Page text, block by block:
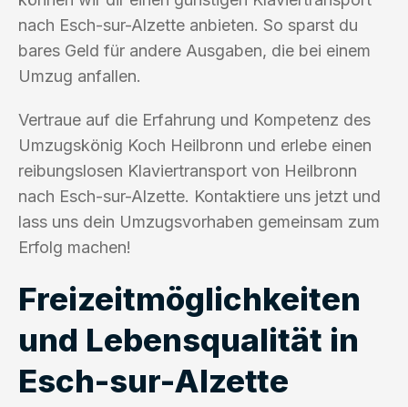
nach Esch-sur-Alzette anbieten. So sparst du
bares Geld für andere Ausgaben, die bei einem
Umzug anfallen.
Vertraue auf die Erfahrung und Kompetenz des
Umzugskönig Koch Heilbronn und erlebe einen
reibungslosen Klaviertransport von Heilbronn
nach Esch-sur-Alzette. Kontaktiere uns jetzt und
lass uns dein Umzugsvorhaben gemeinsam zum
Erfolg machen!
Freizeitmöglichkeiten
und Lebensqualität in
Esch-sur-Alzette